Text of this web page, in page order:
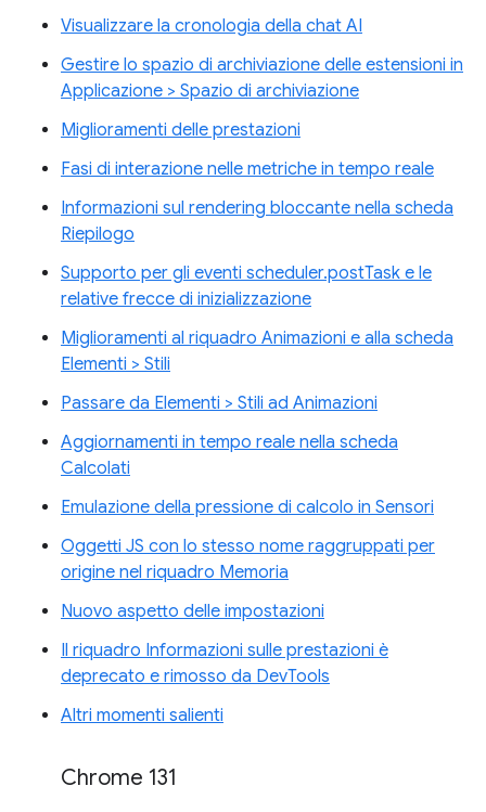
Visualizzare la cronologia della chat AI
Gestire lo spazio di archiviazione delle estensioni in
Applicazione > Spazio di archiviazione
Miglioramenti delle prestazioni
Fasi di interazione nelle metriche in tempo reale
Informazioni sul rendering bloccante nella scheda
Riepilogo
Supporto per gli eventi scheduler.postTask e le
relative frecce di inizializzazione
Miglioramenti al riquadro Animazioni e alla scheda
Elementi > Stili
Passare da Elementi > Stili ad Animazioni
Aggiornamenti in tempo reale nella scheda
Calcolati
Emulazione della pressione di calcolo in Sensori
Oggetti JS con lo stesso nome raggruppati per
origine nel riquadro Memoria
Nuovo aspetto delle impostazioni
Il riquadro Informazioni sulle prestazioni è
deprecato e rimosso da DevTools
Altri momenti salienti
Chrome 131